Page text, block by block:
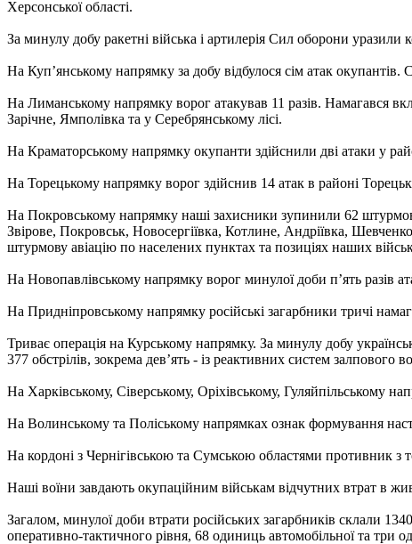
Херсонської області.
За минулу добу ракетні війська і артилерія Сил оборони
На Куп’янському напрямку за добу відбулося сім атак
На Лиманському напрямку ворог атакував 11 разів. Намагався
Зарічне, Ямполівка та у Серебрянському лісі.
На Краматорському напрямку окупанти здійснили дві атаки у
На Торецькому напрямку ворог здійснив 14 атак в районі
На Покровському напрямку наші захисники зупинили 62
Звірове, Покровськ, Новосергіївка, Котлине, Андріївка,
штурмову авіацію по населених пунктах та позиціях наших
На Новопавлівському напрямку ворог минулої доби п’ять разів
На Придніпровському напрямку російські загарбники тричі
Триває операція на Курському напрямку. За минулу добу
377 обстрілів, зокрема дев’ять - із реактивних систем залпового
На Харківському, Сіверському, Оріхівському, Гуляйпільському
На Волинському та Поліському напрямках ознак формування
На кордоні з Чернігівською та Сумською областями противник з
Наші воїни завдають окупаційним військам відчутних втрат в
Загалом, минулої доби втрати російських загарбників склали
оперативно-тактичного рівня, 68 одиниць автомобільної та три